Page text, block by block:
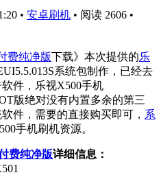
• 安卓刷机 • 阅读 2606 •
费纯净版下载》本次提供的乐
系统包制作，已经去
件，乐视X500手机
版绝对没有内置多余的第三
件，需要的直接购买即可， 系
手机刷机资源。
费纯净版详细信息：